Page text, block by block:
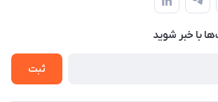
با‌ خبر شوید
ثبت